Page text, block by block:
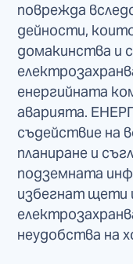
поврежда
дейности,
домакинства и
енергийната
аварията.
съдействие на
планиране и
подземната
избегнат щети
неудобства на